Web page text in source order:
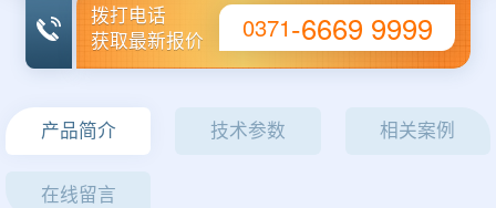
拨打电话
获取最新报价
0371-6669 9999
产品简介 技术参数 相关案例
在线留言